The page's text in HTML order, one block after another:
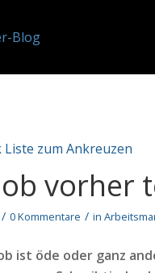
vorher
/ 0 Kommentare / in
ist öde oder ganz